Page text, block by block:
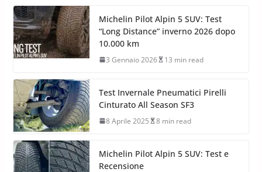
Michelin Pilot Alpin 5 SUV: Test
“Long Distance” inverno 2026 dopo
10.000 km
3 Gennaio 2026 13 min read
Test Invernale Pneumatici Pirelli
Cinturato All Season SF3
8 Aprile 2025 8 min read
Michelin Pilot Alpin 5 SUV: Test e
Recensione